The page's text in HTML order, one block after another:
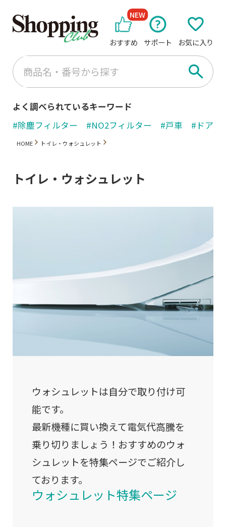
おすすめ
NEW
サポート お気に入り
よく調べられているキーワード
#除塵フィルター
#NO2フィルター #戸車 #ドアノ
HOME トイレ・ウォシュレット
トイレ・ウォシュレット
ウォシュレットは自分で取り付け可
能です。
最新機種に買い換えて電気代高騰を
乗り切りましょう！おすすめのウォ
シュレットを特集ページでご紹介し
ております。
ウォシュレット特集ページ